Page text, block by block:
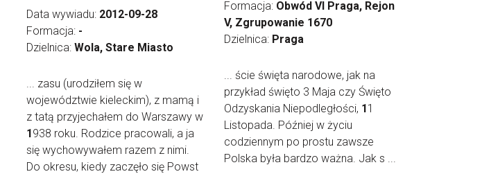
Data wywiadu: 2012-09-28
Formacja: -
Dzielnica: Wola, Stare Miasto
... zasu (urodziłem się w
województwie kieleckim), z mamą i
z tatą przyjechałem do Warszawy w
1938 roku. Rodzice pracowali, a ja
się wychowywałem razem z nimi.
Do okresu, kiedy zaczęło się Powst
Formacja: Obwód VI Praga, Rejon
V, Zgrupowanie 1670
Dzielnica: Praga
... ście święta narodowe, jak na
przykład święto 3 Maja czy Święto
Odzyskania Niepodległości, 11
Listopada. Później w życiu
codziennym po prostu zawsze
Polska była bardzo ważna. Jak s ...